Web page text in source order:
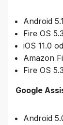
Android
Fire OS
iOS 11.0
Amazon
Fire OS
Google
Android